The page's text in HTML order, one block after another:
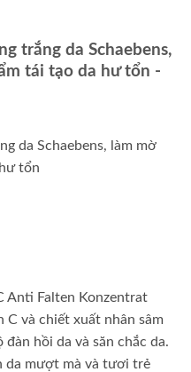
trắng da Schaebens,
tái tạo da hư tổn -
da Schaebens, làm mờ
tổn
Anti Falten Konzentrat
và chiết xuất nhân sâm
hồi da và săn chắc da.
da mượt mà và tươi trẻ